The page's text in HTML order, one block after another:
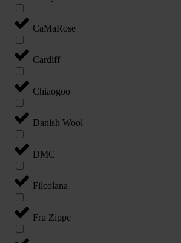
CaMaRose
Cardiff
Chiaogoo
Danish Wool
DMC
Filcolana
Fru Zippe